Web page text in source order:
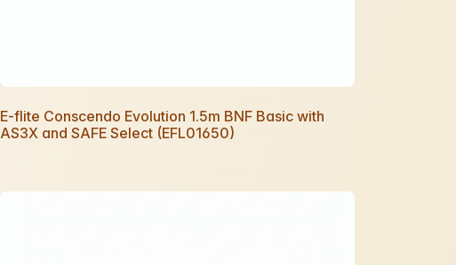
E-flite Conscendo Evolution 1.5m BNF Basic with
AS3X and SAFE Select (EFL01650)